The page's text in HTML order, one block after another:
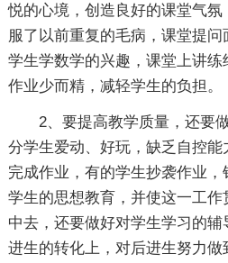
悦的心境，创造良好的课堂气
服了以前重复的毛病，课堂提
学生学数学的兴趣，课堂上讲练
作业少而精，减轻学生的负担。
2、要提高教学质量，还要做
分学生爱动、好玩，缺乏自控
完成作业，有的学生抄袭作业
学生的思想教育，并使这一工
中去，还要做好对学生学习的
进生的转化上，对后进生努力